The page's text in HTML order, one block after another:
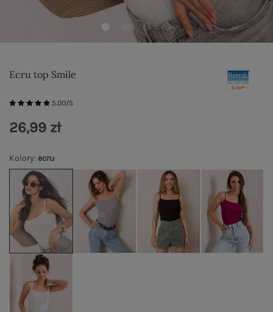
Ecru top Smile
5.00/5
Kolory: ecru
26,99 zł